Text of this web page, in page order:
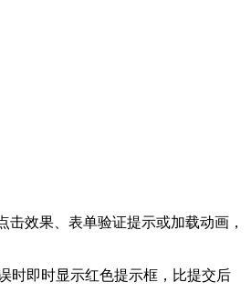
效果、表单验证提示或加载动画，
时即时显示红色提示框，比提交后